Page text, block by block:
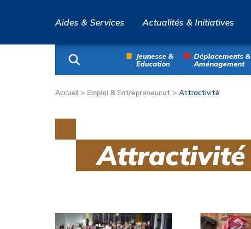
Aides & Services Actualités & Initiatives
Jeunesse &
Education
Déplacements &
Aménagement
Accueil >Emploi & Entrepreneuriat >Attractivité
Attractivité